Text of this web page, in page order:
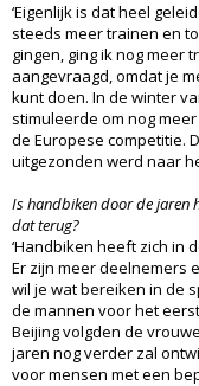
‘Eigenlijk is dat heel
steeds meer trainen en
gingen, ging ik nog meer
aangevraagd, omdat je
kunt doen. In de winter
stimuleerde om nog
de Europese competitie.
uitgezonden werd naar
Is handbiken door de jaren
dat terug?
‘Handbiken heeft zich in
Er zijn meer deelnemers
wil je wat bereiken in de
de mannen voor het
Beijing volgden de
jaren nog verder zal
voor mensen met een